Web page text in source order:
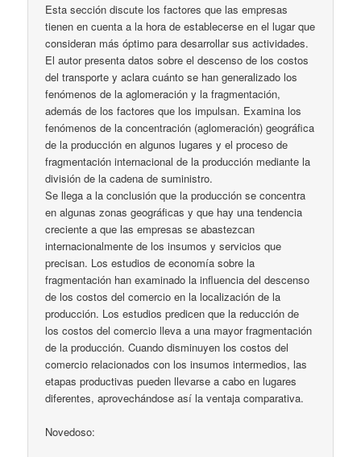
Esta sección discute los factores que las empresas
tienen en cuenta a la hora de establecerse en el lugar que
consideran más óptimo para desarrollar sus actividades.
El autor presenta datos sobre el descenso de los costos
del transporte y aclara cuánto se han generalizado los
fenómenos de la aglomeración y la fragmentación,
además de los factores que los impulsan. Examina los
fenómenos de la concentración (aglomeración) geográfica
de la producción en algunos lugares y el proceso de
fragmentación internacional de la producción mediante la
división de la cadena de suministro.
Se llega a la conclusión que la producción se concentra
en algunas zonas geográficas y que hay una tendencia
creciente a que las empresas se abastezcan
internacionalmente de los insumos y servicios que
precisan. Los estudios de economía sobre la
fragmentación han examinado la influencia del descenso
de los costos del comercio en la localización de la
producción. Los estudios predicen que la reducción de
los costos del comercio lleva a una mayor fragmentación
de la producción. Cuando disminuyen los costos del
comercio relacionados con los insumos intermedios, las
etapas productivas pueden llevarse a cabo en lugares
diferentes, aprovechándose así la ventaja comparativa.
Novedoso: